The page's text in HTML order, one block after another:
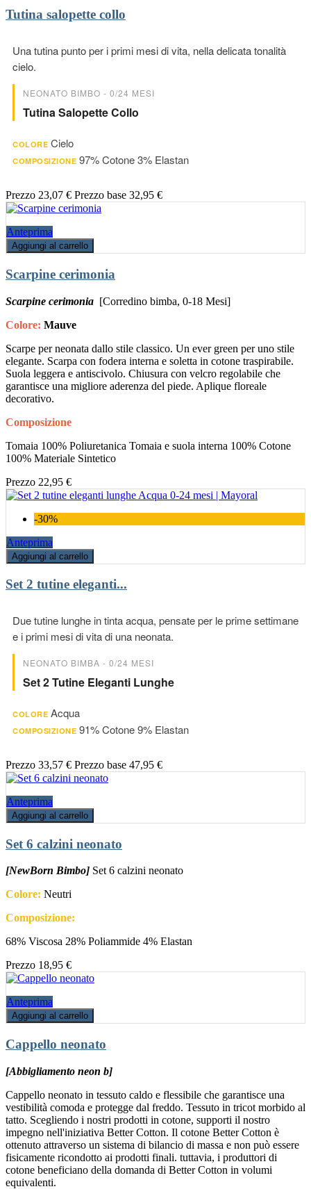
Tutina salopette collo
Una tutina punto per i primi mesi di vita, nella delicata tonalità
cielo.
NEONATO BIMBO - 0/24 MESI
Tutina Salopette Collo
COLORE Cielo
COMPOSIZIONE 97% Cotone 3% Elastan
Prezzo 23,07 € Prezzo base 32,95 €
Anteprima
Aggiungi al carrello
Scarpine cerimonia
Scarpine cerimonia [Corredino bimba, 0-18 Mesi]
Colore: Mauve
Scarpe per neonata dallo stile classico. Un ever green per uno stile
elegante. Scarpa con fodera interna e soletta in cotone traspirabile.
Suola leggera e antiscivolo. Chiusura con velcro regolabile che
garantisce una migliore aderenza del piede. Aplique floreale
decorativo.
Composizione
Tomaia 100% Poliuretanica Tomaia e suola interna 100% Cotone
100% Materiale Sintetico
Prezzo 22,95 €
-30%
Anteprima
Aggiungi al carrello
Set 2 tutine eleganti...
Due tutine lunghe in tinta acqua, pensate per le prime settimane
e i primi mesi di vita di una neonata.
NEONATO BIMBA - 0/24 MESI
Set 2 Tutine Eleganti Lunghe
COLORE Acqua
COMPOSIZIONE 91% Cotone 9% Elastan
Prezzo 33,57 € Prezzo base 47,95 €
Anteprima
Aggiungi al carrello
Set 6 calzini neonato
[NewBorn Bimbo] Set 6 calzini neonato
Colore: Neutri
Composizione:
68% Viscosa 28% Poliammide 4% Elastan
Prezzo 18,95 €
Anteprima
Aggiungi al carrello
Cappello neonato
[Abbigliamento neon b]
Cappello neonato in tessuto caldo e flessibile che garantisce una
vestibilità comoda e protegge dal freddo. Tessuto in tricot morbido al
tatto. Scegliendo i nostri prodotti in cotone, supporti il nostro
impegno nell'iniziativa Better Cotton. Il cotone Better Cotton è
ottenuto attraverso un sistema di bilancio di massa e non può essere
fisicamente ricondotto ai prodotti finali. tuttavia, i produttori di
cotone beneficiano della domanda di Better Cotton in volumi
equivalenti.